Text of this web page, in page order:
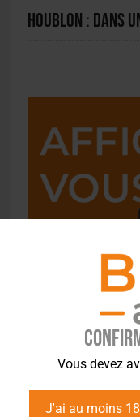
Vous devez
J'ai au moins
Houblon : Dans